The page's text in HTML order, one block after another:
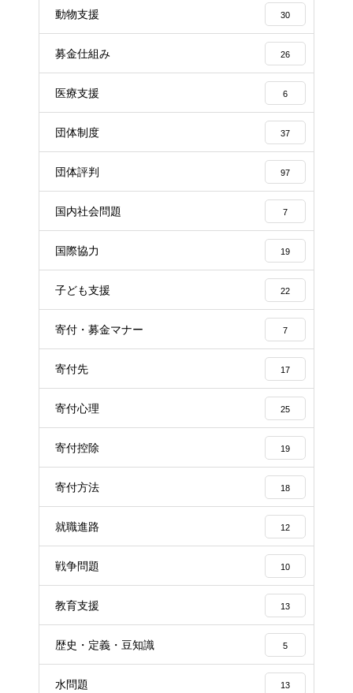
動物支援 30
募金仕組み 26
医療支援 6
団体制度 37
団体評判 97
国内社会問題 7
国際協力 19
子ども支援 22
寄付・募金マナー 7
寄付先 17
寄付心理 25
寄付控除 19
寄付方法 18
就職進路 12
戦争問題 10
教育支援 13
歴史・定義・豆知識 5
水問題 13